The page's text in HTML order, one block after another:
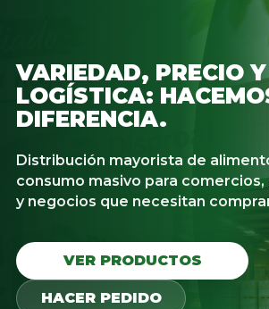
VARIEDAD, PRECIO Y
LOGÍSTICA:
DIFERENCIA.
Distribución mayorista de
consumo masivo para
y negocios que necesitan
VER PRODUCTOS
HACER PEDIDO